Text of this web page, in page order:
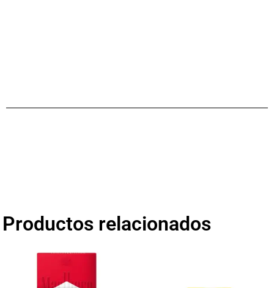
Productos relacionados